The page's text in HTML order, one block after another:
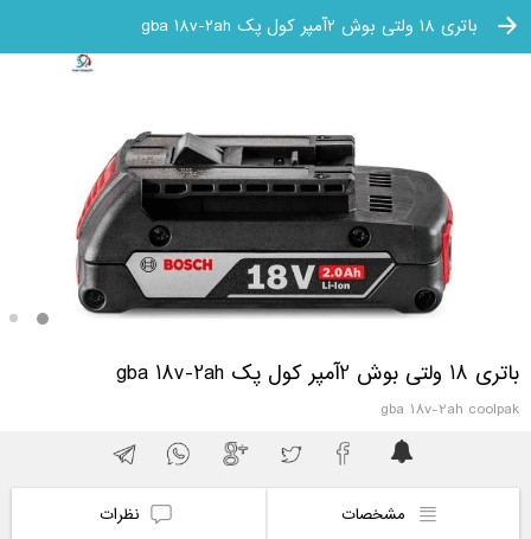
باتری 18 ولتی بوش 2آمپر کول پک gba 18v-2ah
باتری 18 ولتی بوش 2آمپر کول پک gba 18v-2ah
gba 18v-2ah coolpak
مشخصات نظرات